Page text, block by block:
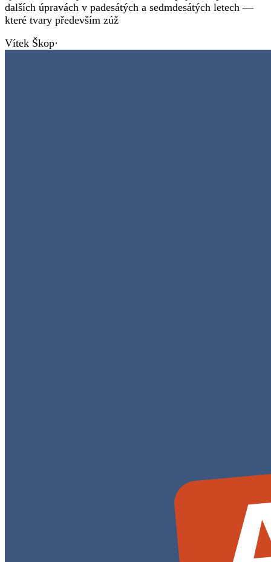
dalších úpravách v padesátých a sedmdesátých letech —
které tvary především zúž
Vítek Škop·